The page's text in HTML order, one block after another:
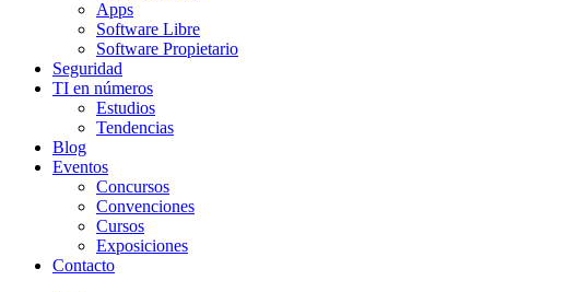
Apps
Software Libre
Software Propietario
Seguridad
TI en números
Estudios
Tendencias
Blog
Eventos
Concursos
Convenciones
Cursos
Exposiciones
Contacto